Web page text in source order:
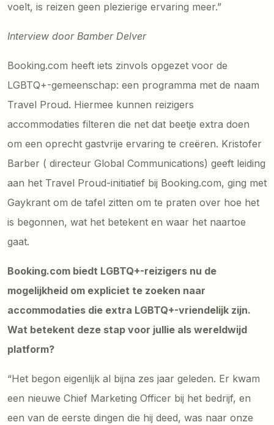
voelt, is reizen geen plezierige ervaring meer.”
Interview door Bamber Delver
Booking.com heeft iets zinvols opgezet voor de
LGBTQ+-gemeenschap: een programma met de naam
Travel Proud. Hiermee kunnen reizigers
accommodaties filteren die net dat beetje extra doen
om een oprecht gastvrije ervaring te creëren. Kristofer
Barber ( directeur Global Communications) geeft leiding
aan het Travel Proud-initiatief bij Booking.com, ging met
Gaykrant om de tafel zitten om te praten over hoe het
is begonnen, wat het betekent en waar het naartoe
gaat.
Booking.com biedt LGBTQ+-reizigers nu de
mogelijkheid om expliciet te zoeken naar
accommodaties die extra LGBTQ+-vriendelijk zijn.
Wat betekent deze stap voor jullie als wereldwijd
platform?
“Het begon eigenlijk al bijna zes jaar geleden. Er kwam
een nieuwe Chief Marketing Officer bij het bedrijf, en
een van de eerste dingen die hij deed, was naar onze